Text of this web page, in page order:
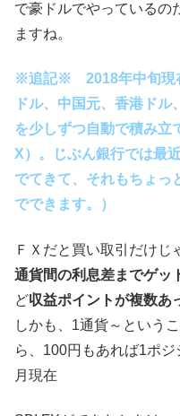
で豪ドルでやっているの
ますね。
※追記※ 2018年中旬現
ドル、中国元、香港ド
を少しずつ自動で積み立
X）。じぶん銀行では最
でてきて、それもちょっ
でできます。）
ＦＸだと買い取引だけじ
通貨間の利息差までゲッ
ど収益ポイントが複数あ
しかも、1通貨～という
ら、100円もあれば1ポ
月現在